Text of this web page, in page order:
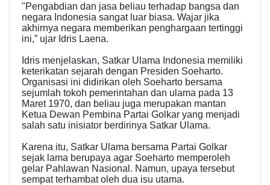
"Pengabdian dan jasa beliau terhadap bangsa dan
negara Indonesia sangat luar biasa. Wajar jika
akhirnya negara memberikan penghargaan tertinggi
ini,” ujar Idris Laena.
Idris menjelaskan, Satkar Ulama Indonesia memiliki
keterikatan sejarah dengan Presiden Soeharto.
Organisasi ini didirikan oleh Soeharto bersama
sejumlah tokoh pemerintahan dan ulama pada 13
Maret 1970, dan beliau juga merupakan mantan
Ketua Dewan Pembina Partai Golkar yang menjadi
salah satu inisiator berdirinya Satkar Ulama.
Karena itu, Satkar Ulama bersama Partai Golkar
sejak lama berupaya agar Soeharto memperoleh
gelar Pahlawan Nasional. Namun, upaya tersebut
sempat terhambat oleh dua isu utama.